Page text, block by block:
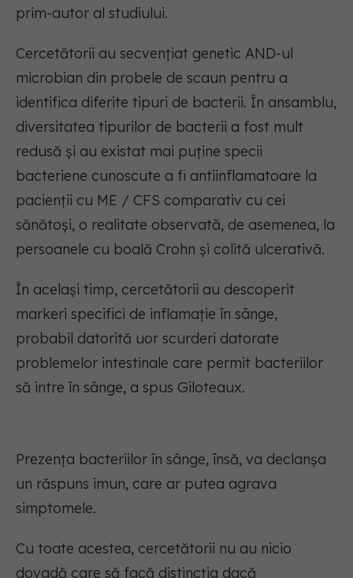
prim-autor al studiului.
Cercetătorii au secvențiat genetic AND-ul
microbian din probele de scaun pentru a
identifica diferite tipuri de bacterii. În ansamblu,
diversitatea tipurilor de bacterii a fost mult
redusă și au existat mai puține specii
bacteriene cunoscute a fi antiinflamatoare la
pacienții cu ME / CFS comparativ cu cei
sănătoși, o realitate observată, de asemenea, la
persoanele cu boală Crohn și colită ulcerativă.
În același timp, cercetătorii au descoperit
markeri specifici de inflamație în sânge,
probabil datorită uor scurderi datorate
problemelor intestinale care permit bacteriilor
să intre în sânge, a spus Giloteaux.
Prezența bacteriilor în sânge, însă, va declanșa
un răspuns imun, care ar putea agrava
simptomele.
Cu toate acestea, cercetătorii nu au nicio
dovadă care să facă distincția dacă